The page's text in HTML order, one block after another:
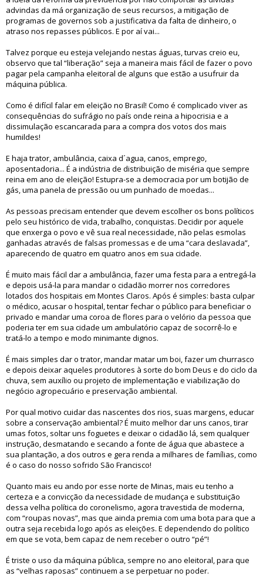
advindas da má organização de seus recursos, a mitigação de
programas de governos sob a justificativa da falta de dinheiro, o
atraso nos repasses públicos. E por aí vai...
Talvez porque eu esteja velejando nestas águas, turvas creio eu,
observo que tal “liberação” seja a maneira mais fácil de fazer o povo
pagar pela campanha eleitoral de alguns que estão a usufruir da
máquina pública.
Como é difícil falar em eleição no Brasil! Como é complicado viver as
consequências do sufrágio no país onde reina a hipocrisia e a
dissimulação escancarada para a compra dos votos dos mais
humildes!
E haja trator, ambulância, caixa d´agua, canos, emprego,
aposentadoria... É a indústria de distribuição de miséria que sempre
reina em ano de eleição! Estupra-se a democracia por um botijão de
gás, uma panela de pressão ou um punhado de moedas...
As pessoas precisam entender que devem escolher os bons políticos
pelo seu histórico de vida, trabalho, conquistas. Decidir por aquele
que enxerga o povo e vê sua real necessidade, não pelas esmolas
ganhadas através de falsas promessas e de uma “cara deslavada”,
aparecendo de quatro em quatro anos em sua cidade.
É muito mais fácil dar a ambulância, fazer uma festa para a entregá-la
e depois usá-la para mandar o cidadão morrer nos corredores
lotados dos hospitais em Montes Claros. Após é simples: basta culpar
o médico, acusar o hospital, tentar fechar o público para beneficiar o
privado e mandar uma coroa de flores para o velório da pessoa que
poderia ter em sua cidade um ambulatório capaz de socorrê-lo e
tratá-lo a tempo e modo minimante dignos.
É mais simples dar o trator, mandar matar um boi, fazer um churrasco
e depois deixar aqueles produtores à sorte do bom Deus e do ciclo da
chuva, sem auxílio ou projeto de implementação e viabilização do
negócio agropecuário e preservação ambiental.
Por qual motivo cuidar das nascentes dos rios, suas margens, educar
sobre a conservação ambiental? É muito melhor dar uns canos, tirar
umas fotos, soltar uns foguetes e deixar o cidadão lá, sem qualquer
instrução, desmatando e secando a fonte de água que abastece a
sua plantação, a dos outros e gera renda a milhares de famílias, como
é o caso do nosso sofrido São Francisco!
Quanto mais eu ando por esse norte de Minas, mais eu tenho a
certeza e a convicção da necessidade de mudança e substituição
dessa velha política do coronelismo, agora travestida de moderna,
com “roupas novas”, mas que ainda premia com uma bota para que a
outra seja recebida logo após as eleições. E dependendo do político
em que se vota, bem capaz de nem receber o outro “pé”!
É triste o uso da máquina pública, sempre no ano eleitoral, para que
as “velhas raposas” continuem a se perpetuar no poder.